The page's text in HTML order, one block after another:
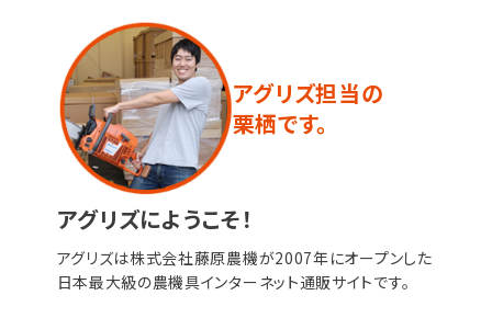
アグリズ担当の
栗栖です。
アグリズにようこそ！
アグリズは株式会社藤原農機が2007年にオープンした
日本最大級の農機具インターネット通販サイトです。